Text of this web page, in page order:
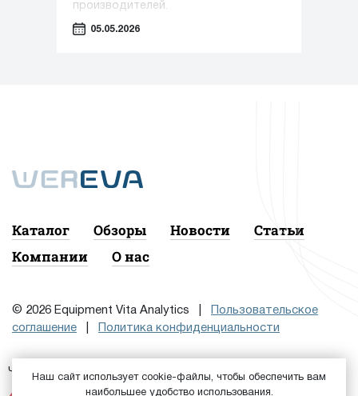
производителей.
05.05.2026
Каталог Обзоры Новости
Статьи
Компании
О нас
© 2026 Equipment Vita Analytics |
Пользовательское
соглашение
Политика конфиденциальности
Чтобы подписаться на рассылку, сначала Войдите или
Наш сайт использует cookie-файлы, чтобы обеспечить вам
наибольшее удобство использования.